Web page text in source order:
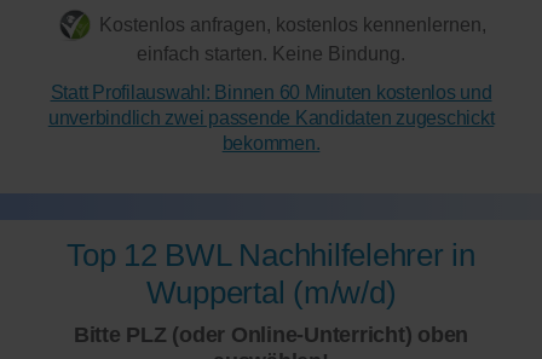
Kostenlos anfragen, kostenlos kennenlernen,
einfach starten. Keine Bindung.
Statt Profilauswahl: Binnen 60 Minuten kostenlos und
unverbindlich zwei passende Kandidaten zugeschickt
bekommen.
Top 12 BWL Nachhilfelehrer in
Wuppertal (m/w/d)
Bitte PLZ (oder Online-Unterricht) oben